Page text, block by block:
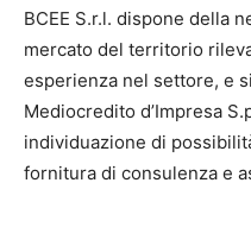
BCEE S.r.l. dispone della
mercato del territorio
esperienza nel settore, e
Mediocredito d’Impresa
individuazione di
fornitura di consulenza e